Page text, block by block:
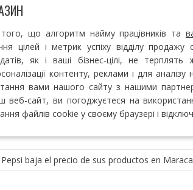
що алгоритм найму працівників та
цілей і метрик успіху відділу продажу
як і ваші бізнес-цілі, не терплять
контенту, реклами і для аналізу
вами нашого сайту з нашими
веб-сайт, ви погоджуєтеся на
файлів cookie у своєму браузері і
Pepsi baja el precio de sus productos en